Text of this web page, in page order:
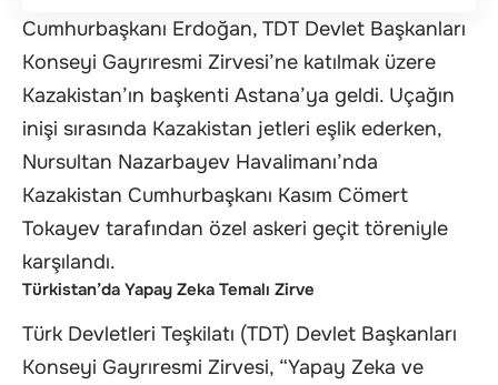
Cumhurbaşkanı Erdoğan, TDT Devlet Başkanları
Konseyi Gayrıresmi Zirvesi’ne katılmak üzere
Kazakistan’ın başkenti Astana’ya geldi. Uçağın
inişi sırasında Kazakistan jetleri eşlik ederken,
Nursultan Nazarbayev Havalimanı’nda
Kazakistan Cumhurbaşkanı Kasım Cömert
Tokayev tarafından özel askeri geçit töreniyle
karşılandı.
Türkistan’da Yapay Zeka Temalı Zirve
Türk Devletleri Teşkilatı (TDT) Devlet Başkanları
Konseyi Gayrıresmi Zirvesi, “Yapay Zeka ve